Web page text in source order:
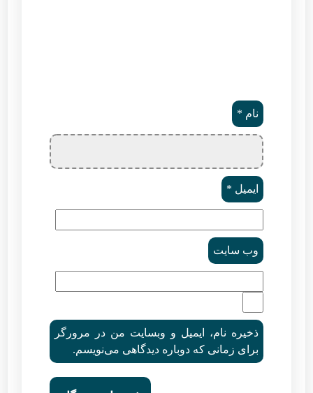
نام *
ایمیل *
وب‌ سایت
ذخیره نام، ایمیل و وبسایت من در مرورگر
برای زمانی که دوباره دیدگاهی می‌نویسم.